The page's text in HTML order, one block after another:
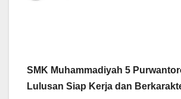
SMK Muhammadiyah 5
Lulusan Siap Kerja dan